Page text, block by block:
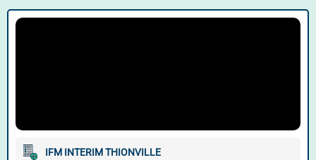
IFM INTERIM THIONVILLE